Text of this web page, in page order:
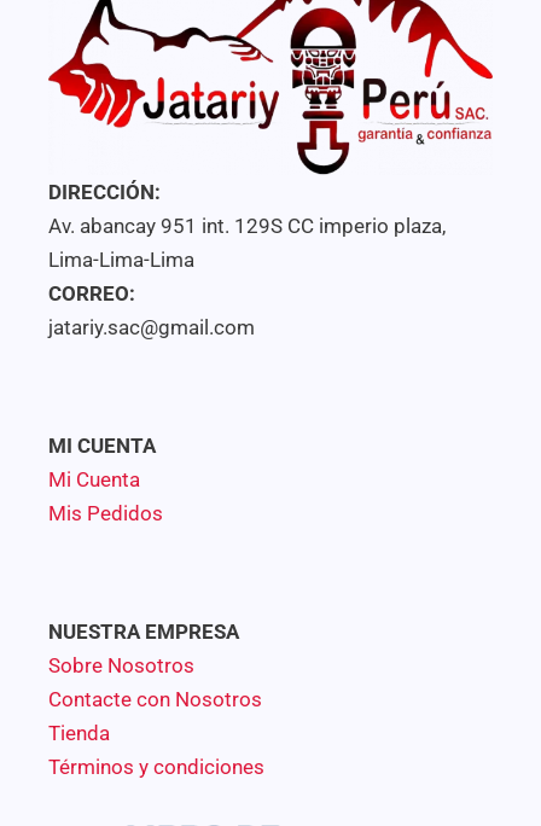
DIRECCIÓN:
Av. abancay 951 int. 129S CC imperio plaza,
Lima-Lima-Lima
CORREO:
jatariy.sac@gmail.com
MI CUENTA
Mi Cuenta
Mis Pedidos
NUESTRA EMPRESA
Sobre Nosotros
Contacte con Nosotros
Tienda
Términos y condiciones